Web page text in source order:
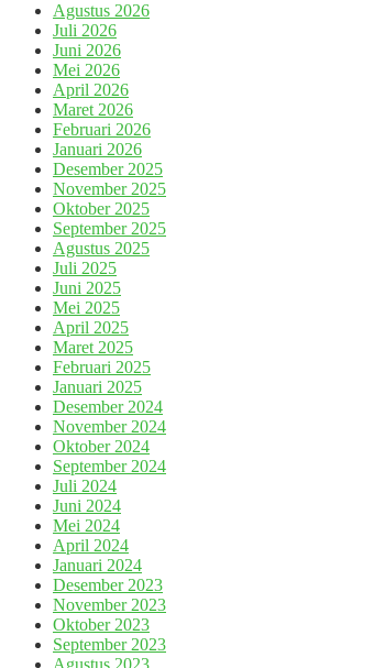
Agustus 2026
Juli 2026
Juni 2026
Mei 2026
April 2026
Maret 2026
Februari 2026
Januari 2026
Desember 2025
November 2025
Oktober 2025
September 2025
Agustus 2025
Juli 2025
Juni 2025
Mei 2025
April 2025
Maret 2025
Februari 2025
Januari 2025
Desember 2024
November 2024
Oktober 2024
September 2024
Juli 2024
Juni 2024
Mei 2024
April 2024
Januari 2024
Desember 2023
November 2023
Oktober 2023
September 2023